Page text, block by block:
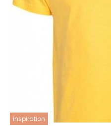
inspiration